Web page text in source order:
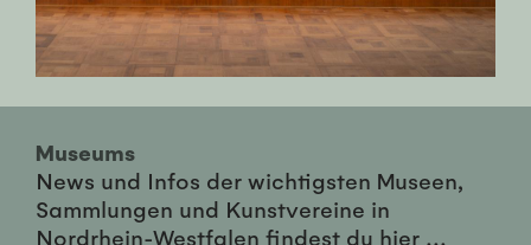
Museums
News und Infos der wichtigsten Museen,
Sammlungen und Kunstvereine in
Nordrhein-Westfalen findest du hier ...